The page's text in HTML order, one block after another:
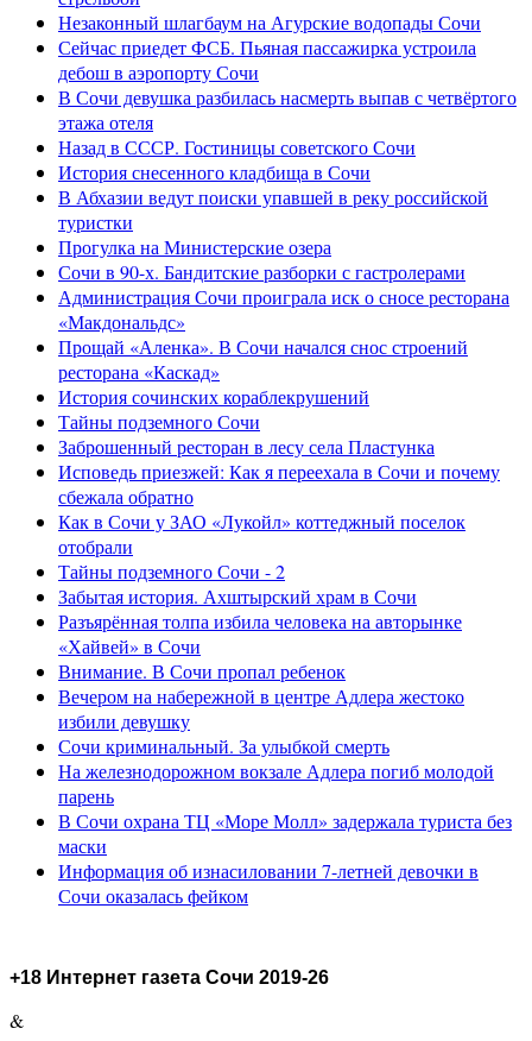
Незаконный шлагбаум на Агурские водопады Сочи
Сейчас приедет ФСБ. Пьяная пассажирка устроила
дебош в аэропорту Сочи
В Сочи девушка разбилась насмерть выпав с четвёртого
этажа отеля
Назад в СССР. Гостиницы советского Сочи
История снесенного кладбища в Сочи
В Абхазии ведут поиски упавшей в реку российской
туристки
Прогулка на Министерские озера
Сочи в 90-х. Бандитские разборки с гастролерами
Администрация Сочи проиграла иск о сносе ресторана
«Макдональдс»
Прощай «Аленка». В Сочи начался снос строений
ресторана «Каскад»
История сочинских кораблекрушений
Тайны подземного Сочи
Заброшенный ресторан в лесу села Пластунка
Исповедь приезжей: Как я переехала в Сочи и почему
сбежала обратно
Как в Сочи у ЗАО «Лукойл» коттеджный поселок
отобрали
Тайны подземного Сочи - 2
Забытая история. Ахштырский храм в Сочи
Разъярённая толпа избила человека на авторынке
«Хайвей» в Сочи
Внимание. В Сочи пропал ребенок
Вечером на набережной в центре Адлера жестоко
избили девушку
Сочи криминальный. За улыбкой смерть
На железнодорожном вокзале Адлера погиб молодой
парень
В Сочи охрана ТЦ «Море Молл» задержала туриста без
маски
Информация об изнасиловании 7-летней девочки в
Сочи оказалась фейком
+18 Интернет газета Сочи 2019-26
&